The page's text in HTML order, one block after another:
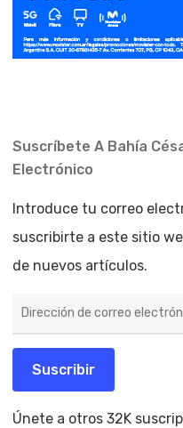
Suscríbete A Bahía
Electrónico
Introduce tu correo
suscribirte a este sitio
de nuevos artículos.
de
electrónico
Suscribir
Únete a otros 32K